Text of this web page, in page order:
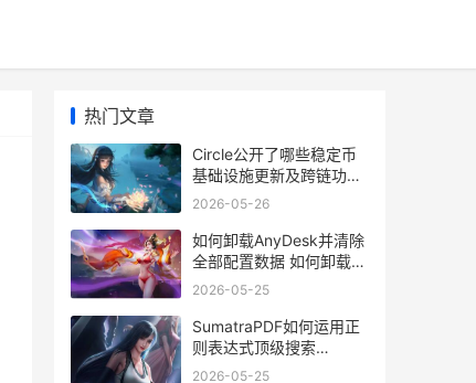
热门文章
Circle公开了哪些稳定币
基础设施更新及跨链功能
circle系列
2026-05-26
如何卸载AnyDesk并清除
全部配置数据 如何卸载电
脑上的软件
2026-05-25
SumatraPDF如何运用正
则表达式顶级搜索
sumatra pdf怎么样
2026-05-25